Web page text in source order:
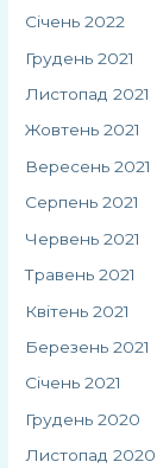
Січень 2022
Грудень 2021
Листопад 2021
Жовтень 2021
Вересень 2021
Серпень 2021
Червень 2021
Травень 2021
Квітень 2021
Березень 2021
Січень 2021
Грудень 2020
Листопад 2020